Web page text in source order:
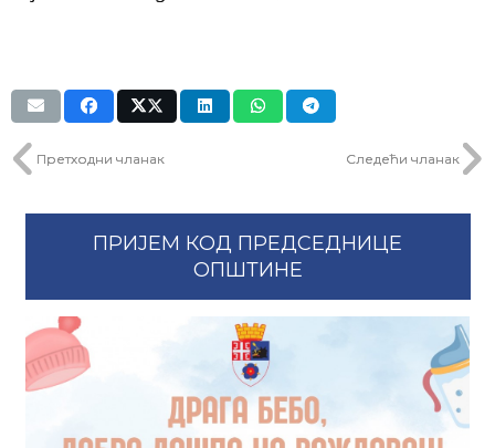
Претходни чланак Следећи чланак
ПРИЈЕМ КОД ПРЕДСЕДНИЦЕ
ОПШТИНЕ